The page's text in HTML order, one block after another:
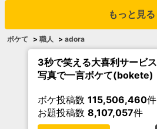
もっと見る
ボケて > 職人 > adora
3秒で笑える大喜利サービス
写真で一言ボケて(bokete)
ボケ投稿数 115,506,460件
お題投稿数 8,107,057件